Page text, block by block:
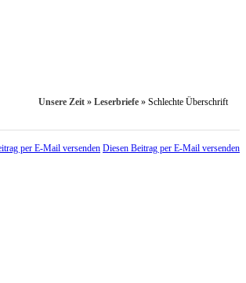
Unsere Zeit » Leserbriefe » Schlechte Überschrift
Diesen Beitrag per E-Mail versenden